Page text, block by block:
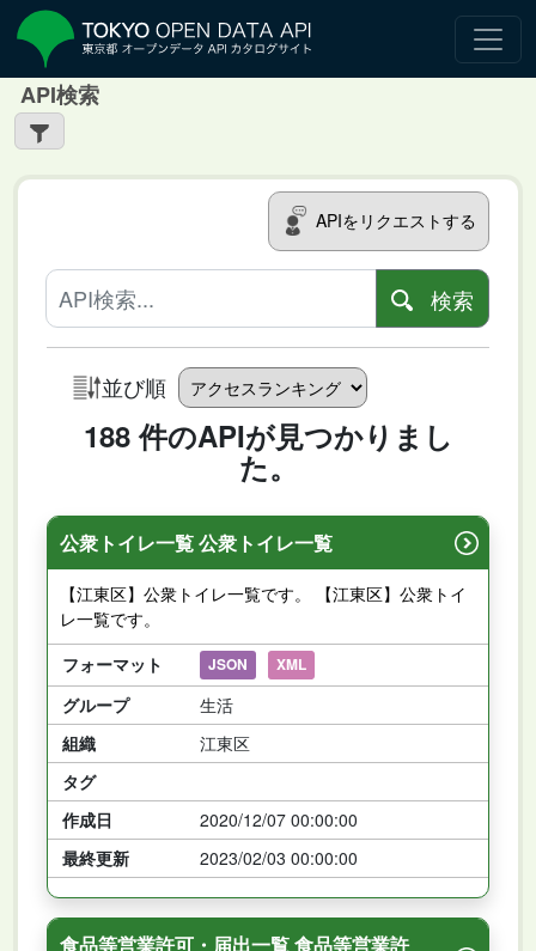
API検索
APIをリクエストする
検索
並び順
188 件のAPIが見つかりまし
た。
公衆トイレ一覧 公衆トイレ一覧
【江東区】公衆トイレ一覧です。 【江東区】公衆トイ
レ一覧です。
フォーマット
JSON XML
グループ
生活
組織
江東区
タグ
作成日
2020/12/07 00:00:00
最終更新
2023/02/03 00:00:00
食品等営業許可・届出一覧 食品等営業許